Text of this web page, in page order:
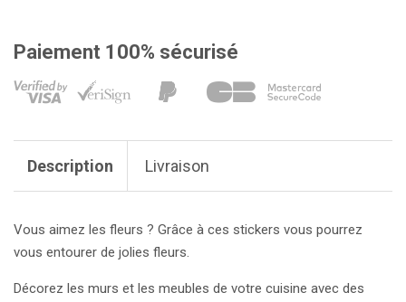
Paiement 100% sécurisé
Description Livraison
Vous aimez les fleurs ? Grâce à ces stickers vous pourrez
vous entourer de jolies fleurs.
Décorez les murs et les meubles de votre cuisine avec des